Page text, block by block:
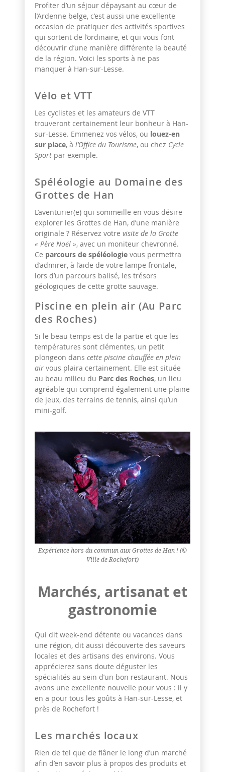
Profiter d’un séjour dépaysant au cœur de
l’Ardenne belge, c’est aussi une excellente
occasion de pratiquer des activités sportives
qui sortent de l’ordinaire, et qui vous font
découvrir d’une manière différente la beauté
de la région. Voici les sports à ne pas
manquer à Han-sur-Lesse.
Vélo et VTT
Les cyclistes et les amateurs de VTT
trouveront certainement leur bonheur à Han-
sur-Lesse. Emmenez vos vélos, ou louez-en
sur place, à l’Office du Tourisme, ou chez Cycle
Sport par exemple.
Spéléologie au Domaine des
Grottes de Han
L’aventurier(e) qui sommeille en vous désire
explorer les Grottes de Han, d’une manière
originale ? Réservez votre visite de la Grotte
« Père Noël », avec un moniteur chevronné.
Ce parcours de spéléologie vous permettra
d’admirer, à l’aide de votre lampe frontale,
lors d’un parcours balisé, les trésors
géologiques de cette grotte sauvage.
Piscine en plein air (Au Parc
des Roches)
Si le beau temps est de la partie et que les
températures sont clémentes, un petit
plongeon dans cette piscine chauffée en plein
air vous plaira certainement. Elle est située
au beau milieu du Parc des Roches, un lieu
agréable qui comprend également une plaine
de jeux, des terrains de tennis, ainsi qu’un
mini-golf.
Expérience hors du commun aux Grottes de Han ! (©
Ville de Rochefort)
Marchés, artisanat et
gastronomie
Qui dit week-end détente ou vacances dans
une région, dit aussi découverte des saveurs
locales et des artisans des environs. Vous
apprécierez sans doute déguster les
spécialités au sein d’un bon restaurant. Nous
avons une excellente nouvelle pour vous : il y
en a pour tous les goûts à Han-sur-Lesse, et
près de Rochefort !
Les marchés locaux
Rien de tel que de flâner le long d’un marché
afin d’en savoir plus à propos des produits et